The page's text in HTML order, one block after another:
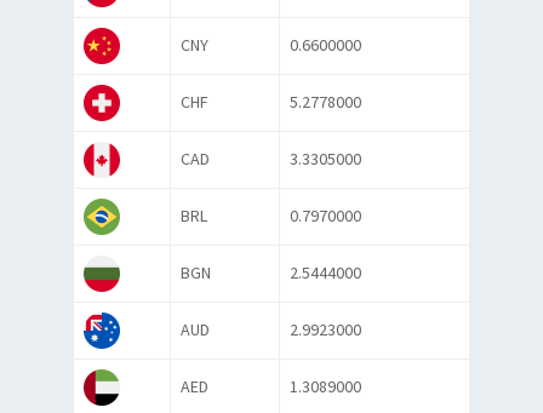
CNY 0.6600000
CHF 5.2778000
CAD 3.3305000
BRL 0.7970000
BGN 2.5444000
AUD 2.9923000
AED 1.3089000